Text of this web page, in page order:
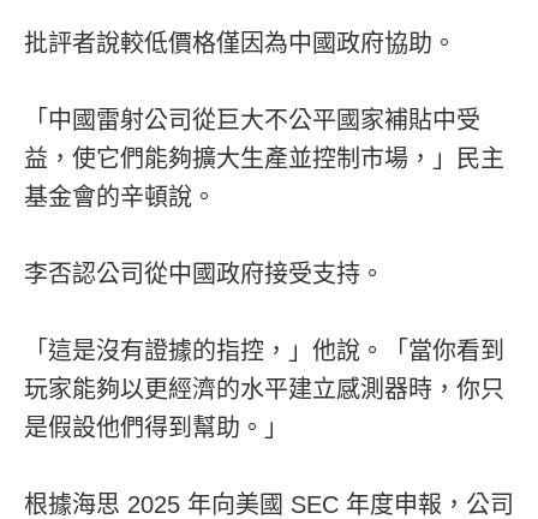
批評者說較低價格僅因為中國政府協助。
「中國雷射公司從巨大不公平國家補貼中受
益，使它們能夠擴大生產並控制市場，」民主
基金會的辛頓說。
李否認公司從中國政府接受支持。
「這是沒有證據的指控，」他說。「當你看到
玩家能夠以更經濟的水平建立感測器時，你只
是假設他們得到幫助。」
根據海思 2025 年向美國 SEC 年度申報，公司